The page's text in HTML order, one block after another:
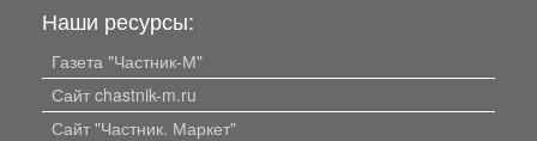
Наши ресурсы:
Газета "Частник-М"
Сайт chastnik-m.ru
Сайт "Частник. Маркет"